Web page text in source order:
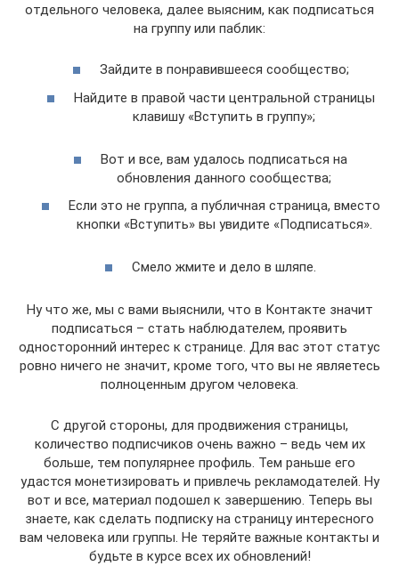
отдельного человека, далее выясним, как подписаться
на группу или паблик:
Зайдите в понравившееся сообщество;
Найдите в правой части центральной страницы
клавишу «Вступить в группу»;
Вот и все, вам удалось подписаться на
обновления данного сообщества;
Если это не группа, а публичная страница, вместо
кнопки «Вступить» вы увидите «Подписаться».
Смело жмите и дело в шляпе.
Ну что же, мы с вами выяснили, что в Контакте значит
подписаться – стать наблюдателем, проявить
односторонний интерес к странице. Для вас этот статус
ровно ничего не значит, кроме того, что вы не являетесь
полноценным другом человека.
С другой стороны, для продвижения страницы,
количество подписчиков очень важно – ведь чем их
больше, тем популярнее профиль. Тем раньше его
удастся монетизировать и привлечь рекламодателей. Ну
вот и все, материал подошел к завершению. Теперь вы
знаете, как сделать подписку на страницу интересного
вам человека или группы. Не теряйте важные контакты и
будьте в курсе всех их обновлений!